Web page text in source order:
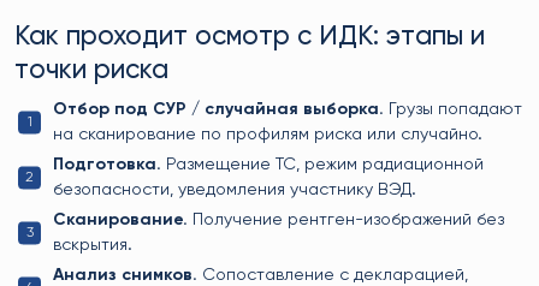
Как проходит осмотр с ИДК: этапы и
точки риска
Отбор под СУР / случайная выборка. Грузы попадают
на сканирование по профилям риска или случайно.
Подготовка. Размещение ТС, режим радиационной
безопасности, уведомления участнику ВЭД.
Сканирование. Получение рентген-изображений без
вскрытия.
Анализ снимков. Сопоставление с декларацией,